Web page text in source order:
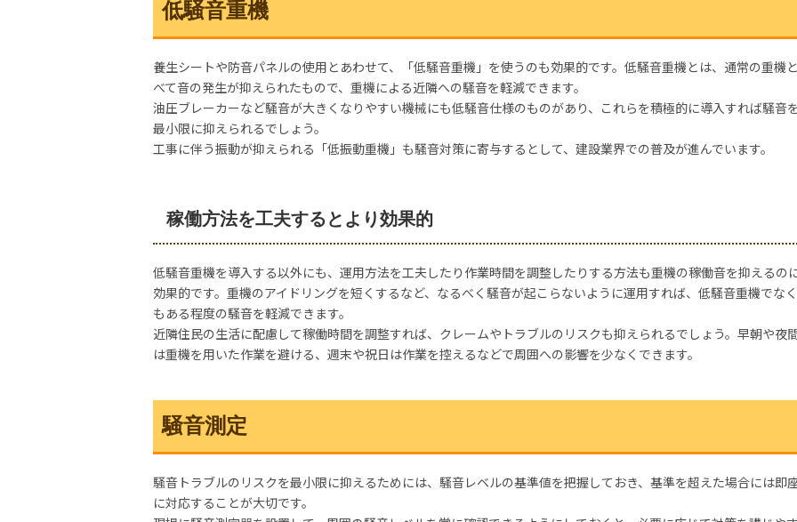
低騒音重機
養生シートや防音パネルの使用とあわせて、「低騒音重機」を使うのも効果的です。低騒音重機とは、通常の重機
べて音の発生が抑えられたもので、重機による近隣への騒音を軽減できます。
油圧ブレーカーなど騒音が大きくなりやすい機械にも低騒音仕様のものがあり、これらを積極的に導入すれば騒音
最小限に抑えられるでしょう。
工事に伴う振動が抑えられる「低振動重機」も騒音対策に寄与するとして、建設業界での普及が進んでいます。
稼働方法を工夫するとより効果的
低騒音重機を導入する以外にも、運用方法を工夫したり作業時間を調整したりする方法も重機の稼働音を抑えるの
効果的です。重機のアイドリングを短くするなど、なるべく騒音が起こらないように運用すれば、低騒音重機でな
もある程度の騒音を軽減できます。
近隣住民の生活に配慮して稼働時間を調整すれば、クレームやトラブルのリスクも抑えられるでしょう。早朝や夜
は重機を用いた作業を避ける、週末や祝日は作業を控えるなどで周囲への影響を少なくできます。
騒音測定
騒音トラブルのリスクを最小限に抑えるためには、騒音レベルの基準値を把握しておき、基準を超えた場合には即
に対応することが大切です。